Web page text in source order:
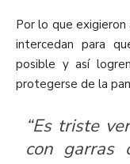
Por lo que exigieron
intercedan para
posible y así
protegerse de la
“Es triste
con garras